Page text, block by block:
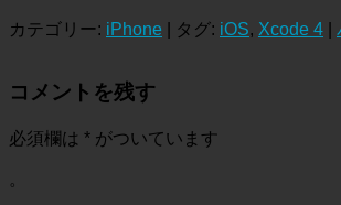
カテゴリー: iPhone | タグ: iOS, Xcode 4
コメントを残す
必須欄は * がついています
。